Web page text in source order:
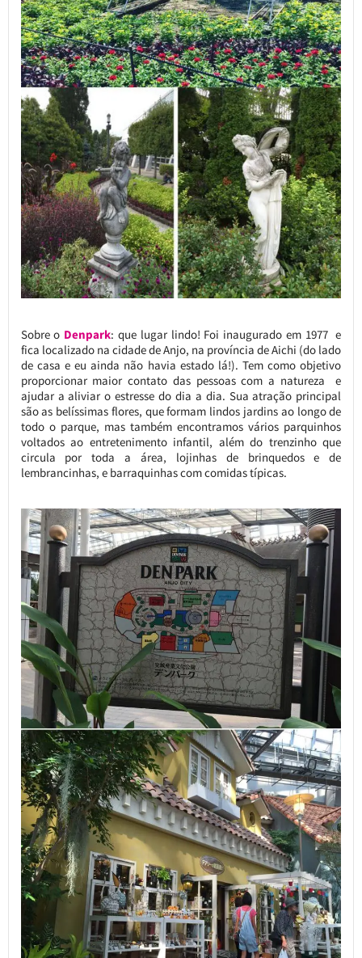
Sobre o Denpark: que lugar lindo! Foi inaugurado em 1977 e
fica localizado na cidade de Anjo, na província de Aichi (do lado
de casa e eu ainda não havia estado lá!). Tem como objetivo
proporcionar maior contato das pessoas com a natureza e
ajudar a aliviar o estresse do dia a dia. Sua atração principal
são as belíssimas flores, que formam lindos jardins ao longo de
todo o parque, mas também encontramos vários parquinhos
voltados ao entretenimento infantil, além do trenzinho que
circula por toda a área, lojinhas de brinquedos e de
lembrancinhas, e barraquinhas com comidas típicas.